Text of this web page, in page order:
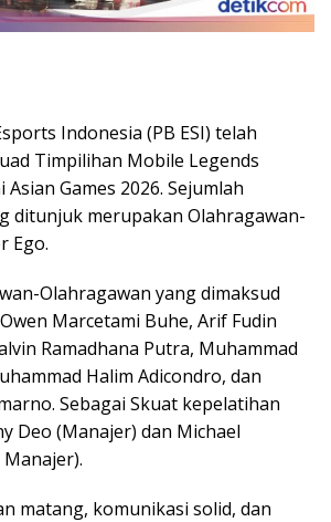
Indonesia (PB ESI) telah
Timpilihan Mobile Legends
Games 2026. Sejumlah
ditunjuk merupakan Olahragawan-
Ego.
Olahragawan yang dimaksud
Marcetami Buhe, Arif Fudin
Ramadhana Putra, Muhammad
Halim Adicondro, dan
Sebagai Skuat kepelatihan
Deo (Manajer) dan Michael
matang, komunikasi solid, dan